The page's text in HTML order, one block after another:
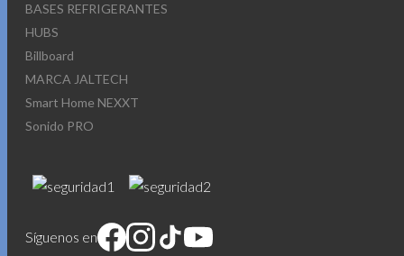
BASES REFRIGERANTES
HUBS
Billboard
MARCA JALTECH
Smart Home NEXXT
Sonido PRO
Síguenos en